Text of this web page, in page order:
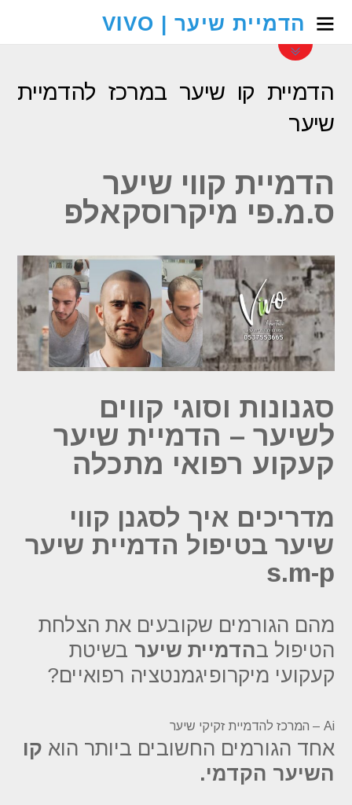
הדמיית שיער | VIVO
הדמיית קו שיער במרכז להדמיית
שיער
הדמיית קווי שיער
ס.מ.פי מיקרוסקאלפ
סגנונות וסוגי קווים
לשיער – הדמיית שיער
קעקוע רפואי מתכלה
מדריכים איך לסגנן קווי
שיער בטיפול הדמיית שיער
s.m-p
מהם הגורמים שקובעים את הצלחת
הטיפול בהדמיית שיער בשיטת
קעקועי מיקרופיגמנטציה רפואיים?
Ai – המרכז להדמיית זקיקי שיער
אחד הגורמים החשובים ביותר הוא קו
השיער הקדמי.